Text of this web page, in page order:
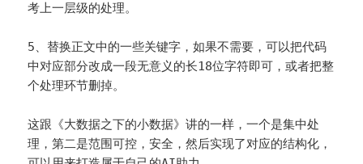
考上一层级的处理。
5、替换正文中的一些关键字，如果不需要，可以把代码
中对应部分改成一段无意义的长18位字符即可，或者把整
个处理环节删掉。
这跟《大数据之下的小数据》讲的一样，一个是集中处
理，第二是范围可控，安全，然后实现了对应的结构化，